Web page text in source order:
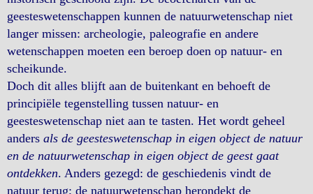
geesteswetenschappen kunnen de natuurwetenschap niet
langer missen: archeologie, paleografie en andere
wetenschappen moeten een beroep doen op natuur- en
scheikunde.
Doch dit alles blijft aan de buitenkant en behoeft de
principiële tegenstelling tussen natuur- en
geesteswetenschap niet aan te tasten. Het wordt geheel
anders als de geesteswetenschap in eigen object de natuur
en de natuurwetenschap in eigen object de geest gaat
ontdekken. Anders gezegd: de geschiedenis vindt de
natuur terug; de natuurwetenschap herondekt de